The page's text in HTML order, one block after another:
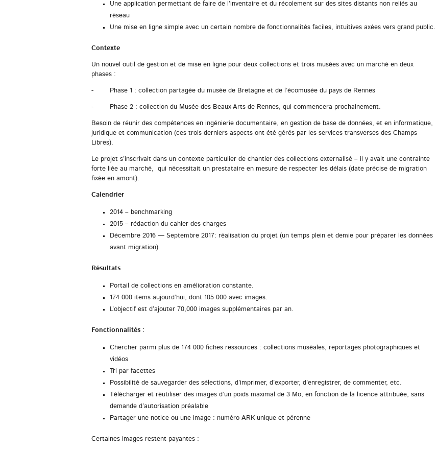
Une application permettant de faire de l’inventaire et du récolement sur des sites distants non reliés au
réseau
Une mise en ligne simple avec un certain nombre de fonctionnalités faciles, intuitives axées vers grand public.
Contexte
Un nouvel outil de gestion et de mise en ligne pour deux collections et trois musées avec un marché en deux
phases :
- Phase 1 : collection partagée du musée de Bretagne et de l’écomusée du pays de Rennes
- Phase 2 : collection du Musée des Beaux-Arts de Rennes, qui commencera prochainement.
Besoin de réunir des compétences en ingénierie documentaire, en gestion de base de données, et en informatique,
juridique et communication (ces trois derniers aspects ont été gérés par les services transverses des Champs
Libres).
Le projet s’inscrivait dans un contexte particulier de chantier des collections externalisé – il y avait une contrainte
forte liée au marché, qui nécessitait un prestataire en mesure de respecter les délais (date précise de migration
fixée en amont).
Calendrier
2014 – benchmarking
2015 – rédaction du cahier des charges
Décembre 2016 — Septembre 2017: réalisation du projet (un temps plein et demie pour préparer les données
avant migration).
Résultats
Portail de collections en amélioration constante.
174 000 items aujourd’hui, dont 105 000 avec images.
L’objectif est d’ajouter 70,000 images supplémentaires par an.
Fonctionnalités :
Chercher parmi plus de 174 000 fiches ressources : collections muséales, reportages photographiques et
vidéos
Tri par facettes
Possibilité de sauvegarder des sélections, d’imprimer, d’exporter, d’enregistrer, de commenter, etc.
Télécharger et réutiliser des images d’un poids maximal de 3 Mo, en fonction de la licence attribuée, sans
demande d’autorisation préalable
Partager une notice ou une image : numéro ARK unique et pérenne
Certaines images restent payantes :